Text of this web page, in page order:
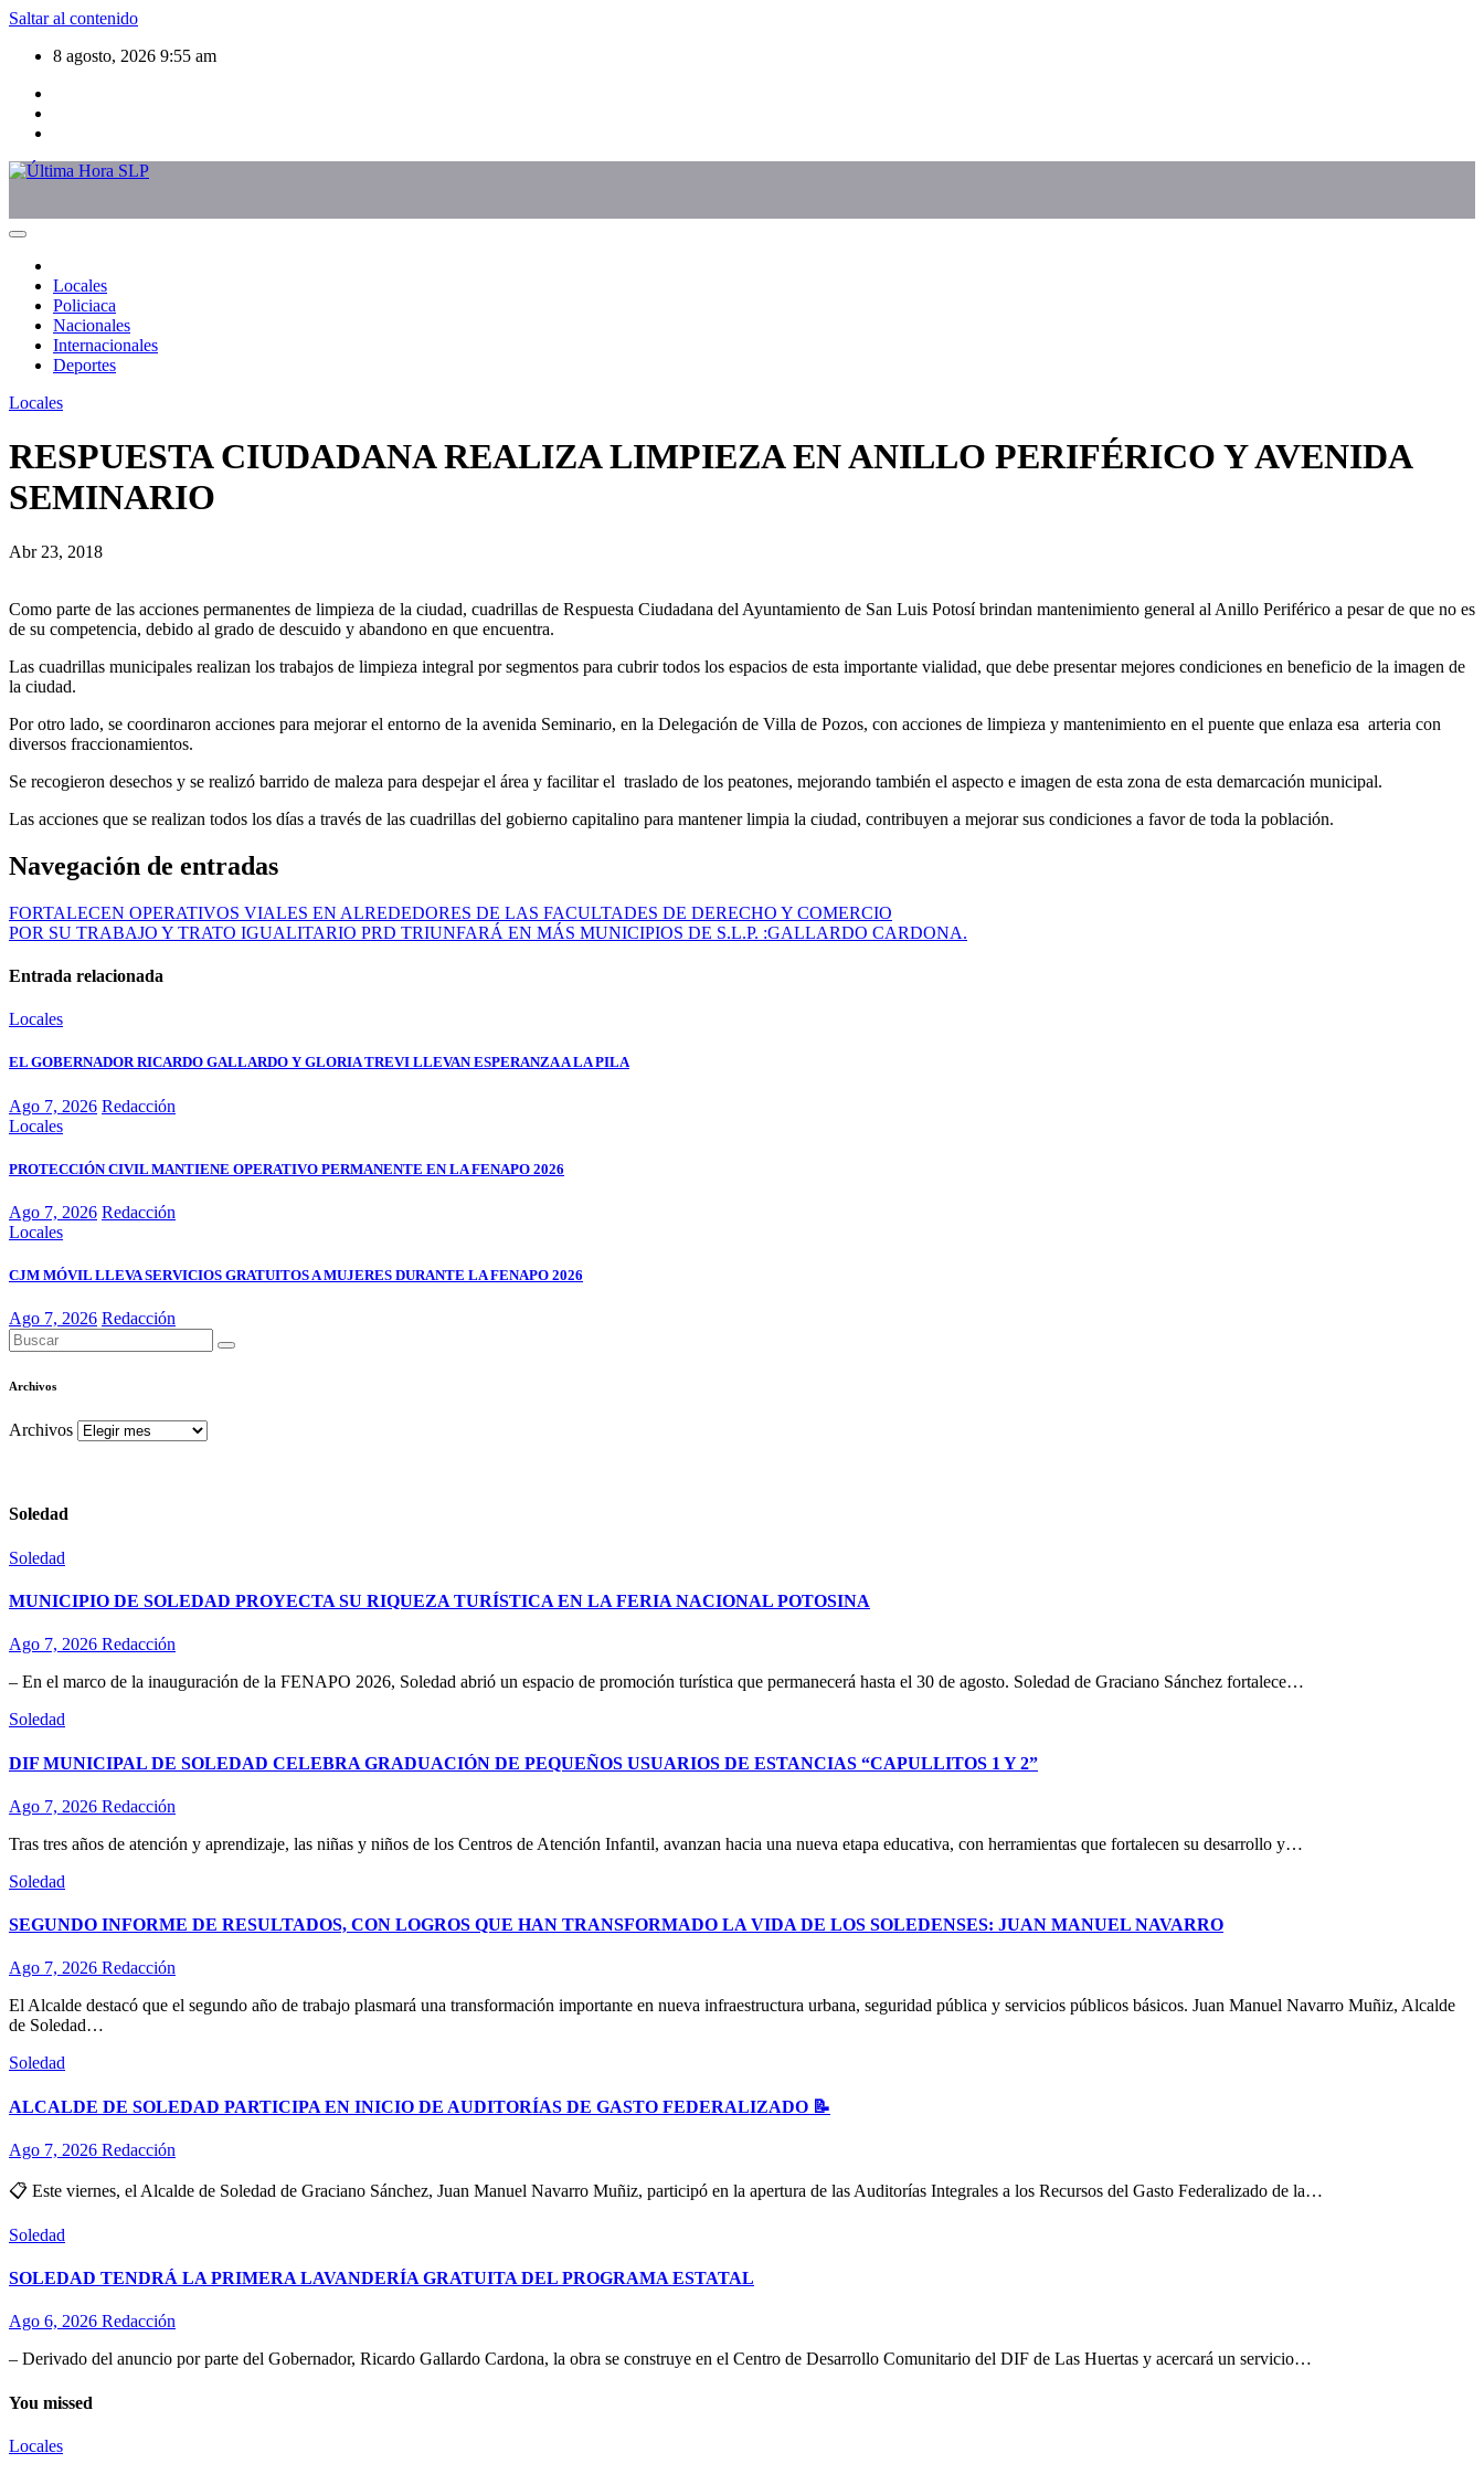
Saltar al contenido
8 agosto, 2026 9:55 am
Locales
Policiaca
Nacionales
Internacionales
Deportes
Locales
RESPUESTA CIUDADANA REALIZA LIMPIEZA EN ANILLO PERIFÉRICO Y AVENIDA
SEMINARIO
Abr 23, 2018
Como parte de las acciones permanentes de limpieza de la ciudad, cuadrillas de Respuesta Ciudadana del Ayuntamiento de San Luis Potosí brindan mantenimiento general al Anillo Periférico a pesar de que no es
de su competencia, debido al grado de descuido y abandono en que encuentra.
Las cuadrillas municipales realizan los trabajos de limpieza integral por segmentos para cubrir todos los espacios de esta importante vialidad, que debe presentar mejores condiciones en beneficio de la imagen de
la ciudad.
Por otro lado, se coordinaron acciones para mejorar el entorno de la avenida Seminario, en la Delegación de Villa de Pozos, con acciones de limpieza y mantenimiento en el puente que enlaza esa arteria con
diversos fraccionamientos.
Se recogieron desechos y se realizó barrido de maleza para despejar el área y facilitar el traslado de los peatones, mejorando también el aspecto e imagen de esta zona de esta demarcación municipal.
Las acciones que se realizan todos los días a través de las cuadrillas del gobierno capitalino para mantener limpia la ciudad, contribuyen a mejorar sus condiciones a favor de toda la población.
Navegación de entradas
FORTALECEN OPERATIVOS VIALES EN ALREDEDORES DE LAS FACULTADES DE DERECHO Y COMERCIO
POR SU TRABAJO Y TRATO IGUALITARIO PRD TRIUNFARÁ EN MÁS MUNICIPIOS DE S.L.P. :GALLARDO CARDONA.
Entrada relacionada
Locales
EL GOBERNADOR RICARDO GALLARDO Y GLORIA TREVI LLEVAN ESPERANZA A LA PILA
Ago 7, 2026 Redacción
Locales
PROTECCIÓN CIVIL MANTIENE OPERATIVO PERMANENTE EN LA FENAPO 2026
Ago 7, 2026 Redacción
Locales
CJM MÓVIL LLEVA SERVICIOS GRATUITOS A MUJERES DURANTE LA FENAPO 2026
Ago 7, 2026 Redacción
Archivos
Archivos
Soledad
Soledad
MUNICIPIO DE SOLEDAD PROYECTA SU RIQUEZA TURÍSTICA EN LA FERIA NACIONAL POTOSINA
Ago 7, 2026 Redacción
– En el marco de la inauguración de la FENAPO 2026, Soledad abrió un espacio de promoción turística que permanecerá hasta el 30 de agosto. Soledad de Graciano Sánchez fortalece…
Soledad
DIF MUNICIPAL DE SOLEDAD CELEBRA GRADUACIÓN DE PEQUEÑOS USUARIOS DE ESTANCIAS “CAPULLITOS 1 Y 2”
Ago 7, 2026 Redacción
Tras tres años de atención y aprendizaje, las niñas y niños de los Centros de Atención Infantil, avanzan hacia una nueva etapa educativa, con herramientas que fortalecen su desarrollo y…
Soledad
SEGUNDO INFORME DE RESULTADOS, CON LOGROS QUE HAN TRANSFORMADO LA VIDA DE LOS SOLEDENSES: JUAN MANUEL NAVARRO
Ago 7, 2026 Redacción
El Alcalde destacó que el segundo año de trabajo plasmará una transformación importante en nueva infraestructura urbana, seguridad pública y servicios públicos básicos. Juan Manuel Navarro Muñiz, Alcalde
de Soledad…
Soledad
ALCALDE DE SOLEDAD PARTICIPA EN INICIO DE AUDITORÍAS DE GASTO FEDERALIZADO 📝
Ago 7, 2026 Redacción
📋 Este viernes, el Alcalde de Soledad de Graciano Sánchez, Juan Manuel Navarro Muñiz, participó en la apertura de las Auditorías Integrales a los Recursos del Gasto Federalizado de la…
Soledad
SOLEDAD TENDRÁ LA PRIMERA LAVANDERÍA GRATUITA DEL PROGRAMA ESTATAL
Ago 6, 2026 Redacción
– Derivado del anuncio por parte del Gobernador, Ricardo Gallardo Cardona, la obra se construye en el Centro de Desarrollo Comunitario del DIF de Las Huertas y acercará un servicio…
You missed
Locales